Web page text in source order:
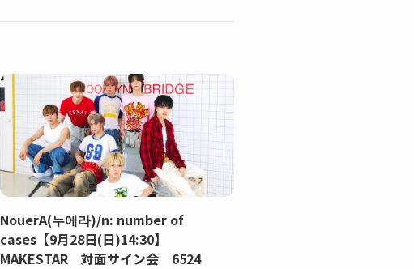
NouerA(누에라)/n: number of
cases【9月28日(日)14:30】
MAKESTAR 対面サイン会 6524